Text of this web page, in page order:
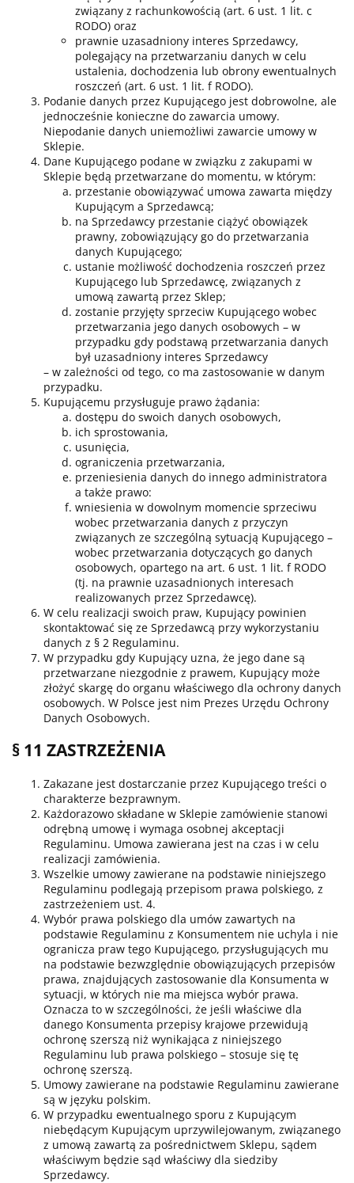
związany z rachunkowością (art. 6 ust. 1 lit. c
RODO) oraz
prawnie uzasadniony interes Sprzedawcy,
polegający na przetwarzaniu danych w celu
ustalenia, dochodzenia lub obrony ewentualnych
roszczeń (art. 6 ust. 1 lit. f RODO).
Podanie danych przez Kupującego jest dobrowolne, ale
jednocześnie konieczne do zawarcia umowy.
Niepodanie danych uniemożliwi zawarcie umowy w
Sklepie.
Dane Kupującego podane w związku z zakupami w
Sklepie będą przetwarzane do momentu, w którym:
przestanie obowiązywać umowa zawarta między
Kupującym a Sprzedawcą;
na Sprzedawcy przestanie ciążyć obowiązek
prawny, zobowiązujący go do przetwarzania
danych Kupującego;
ustanie możliwość dochodzenia roszczeń przez
Kupującego lub Sprzedawcę, związanych z
umową zawartą przez Sklep;
zostanie przyjęty sprzeciw Kupującego wobec
przetwarzania jego danych osobowych – w
przypadku gdy podstawą przetwarzania danych
był uzasadniony interes Sprzedawcy
– w zależności od tego, co ma zastosowanie w danym
przypadku.
Kupującemu przysługuje prawo żądania:
dostępu do swoich danych osobowych,
ich sprostowania,
usunięcia,
ograniczenia przetwarzania,
przeniesienia danych do innego administratora
a także prawo:
wniesienia w dowolnym momencie sprzeciwu
wobec przetwarzania danych z przyczyn
związanych ze szczególną sytuacją Kupującego –
wobec przetwarzania dotyczących go danych
osobowych, opartego na art. 6 ust. 1 lit. f RODO
(tj. na prawnie uzasadnionych interesach
realizowanych przez Sprzedawcę).
W celu realizacji swoich praw, Kupujący powinien
skontaktować się ze Sprzedawcą przy wykorzystaniu
danych z § 2 Regulaminu.
W przypadku gdy Kupujący uzna, że jego dane są
przetwarzane niezgodnie z prawem, Kupujący może
złożyć skargę do organu właściwego dla ochrony danych
osobowych. W Polsce jest nim Prezes Urzędu Ochrony
Danych Osobowych.
§ 11 ZASTRZEŻENIA
Zakazane jest dostarczanie przez Kupującego treści o
charakterze bezprawnym.
Każdorazowo składane w Sklepie zamówienie stanowi
odrębną umowę i wymaga osobnej akceptacji
Regulaminu. Umowa zawierana jest na czas i w celu
realizacji zamówienia.
Wszelkie umowy zawierane na podstawie niniejszego
Regulaminu podlegają przepisom prawa polskiego, z
zastrzeżeniem ust. 4.
Wybór prawa polskiego dla umów zawartych na
podstawie Regulaminu z Konsumentem nie uchyla i nie
ogranicza praw tego Kupującego, przysługujących mu
na podstawie bezwzględnie obowiązujących przepisów
prawa, znajdujących zastosowanie dla Konsumenta w
sytuacji, w których nie ma miejsca wybór prawa.
Oznacza to w szczególności, że jeśli właściwe dla
danego Konsumenta przepisy krajowe przewidują
ochronę szerszą niż wynikająca z niniejszego
Regulaminu lub prawa polskiego – stosuje się tę
ochronę szerszą.
Umowy zawierane na podstawie Regulaminu zawierane
są w języku polskim.
W przypadku ewentualnego sporu z Kupującym
niebędącym Kupującym uprzywilejowanym, związanego
z umową zawartą za pośrednictwem Sklepu, sądem
właściwym będzie sąd właściwy dla siedziby
Sprzedawcy.